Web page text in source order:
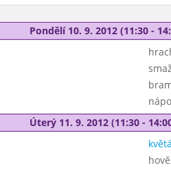
Pondělí 10. 9. 2012 (11:30 -
Úterý 11. 9. 2012 (11:30 -